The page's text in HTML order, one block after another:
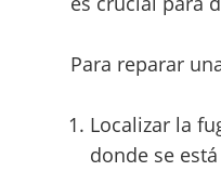
Para reparar
Localizar la
donde se